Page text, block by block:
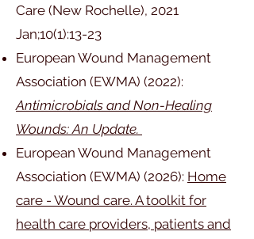
Care (New Rochelle), 2021
Jan;10(1):13-23
European Wound Management
Association (EWMA) (2022):
Antimicrobials and Non-Healing
Wounds: An Update.
European Wound Management
Association (EWMA) (2026): Home
care - Wound care. A toolkit for
health care providers, patients and